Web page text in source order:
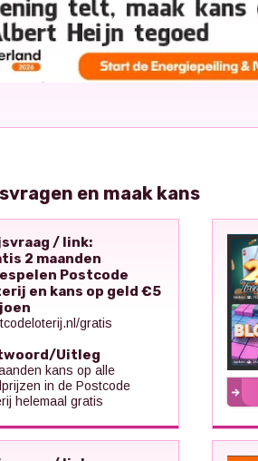
en maak kans
/ link:
2 maanden
Postcode
en kans op geld €5
gratis
Uitleg
kans op alle
in de Postcode
helemaal gratis